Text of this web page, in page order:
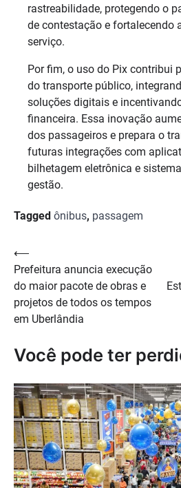
rastreabilidade, protegendo o
de contestação e fortalecendo
serviço.
Por fim, o uso do Pix contribui
do transporte público,
soluções digitais e
financeira. Essa inovação
dos passageiros e prepara o
futuras integrações com
bilhetagem eletrônica e
gestão.
Tagged ônibus, passagem
Navegação
de
Post
⟵
Prefeitura anuncia execução
do maior pacote de obras e
projetos de todos os tempos
em Uberlândia
Você pode ter